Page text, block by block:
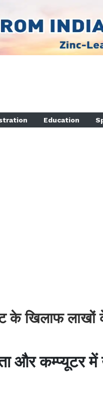
Education
के खिलाफ लाखों
और कम्प्यूटर